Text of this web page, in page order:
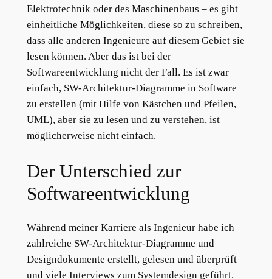
Elektrotechnik oder des Maschinenbaus – es gibt
einheitliche Möglichkeiten, diese so zu schreiben,
dass alle anderen Ingenieure auf diesem Gebiet sie
lesen können. Aber das ist bei der
Softwareentwicklung nicht der Fall. Es ist zwar
einfach, SW-Architektur-Diagramme in Software
zu erstellen (mit Hilfe von Kästchen und Pfeilen,
UML), aber sie zu lesen und zu verstehen, ist
möglicherweise nicht einfach.
Der Unterschied zur
Softwareentwicklung
Während meiner Karriere als Ingenieur habe ich
zahlreiche SW-Architektur-Diagramme und
Designdokumente erstellt, gelesen und überprüft
und viele Interviews zum Systemdesign geführt.